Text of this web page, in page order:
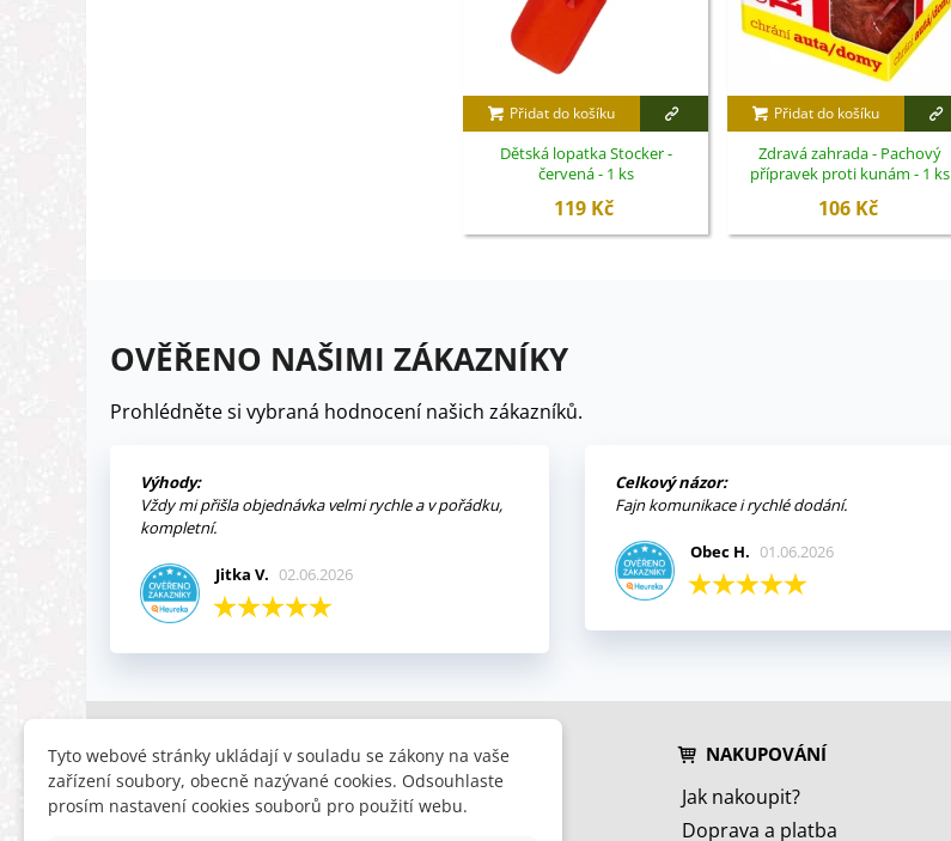
Přidat do košíku
Dětská lopatka Stocker -
červená - 1 ks
119 Kč
Přidat do košíku
Zdravá zahrada - Pachový
přípravek proti kunám - 1 ks
106 Kč
OVĚŘENO NAŠIMI ZÁKAZNÍKY
Prohlédněte si vybraná hodnocení našich zákazníků.
Výhody:
Vždy mi přišla objednávka velmi rychle a v pořádku,
kompletní.
Jitka V. 02.06.2026
Celkový názor:
Fajn komunikace i rychlé dodání.
Obec H. 01.06.2026
INFORMACE
Obchodní podmínky
HLEDÁTE
Slevy
NAKUPOVÁNÍ
Jak nakoupit?
Doprava a platba
Tyto webové stránky ukládají v souladu se zákony na vaše
zařízení soubory, obecně nazývané cookies. Odsouhlaste
prosím nastavení cookies souborů pro použití webu.